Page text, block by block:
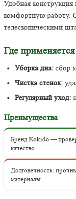
Удобная
комфортную работу.
телескопическими
Где применяется
Уборка дна: сбор
Чистка стенок:
Регулярный уход:
Преимущества
Бренд Kokido —
качество
Долговечность:
материалы